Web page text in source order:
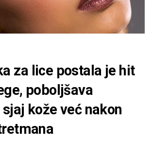
za lice postala je hit
poboljšava
kože već nakon